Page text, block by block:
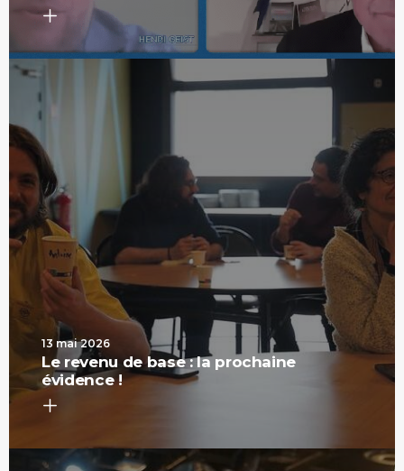
13 mai 2026
Le revenu de base : la prochaine
évidence !